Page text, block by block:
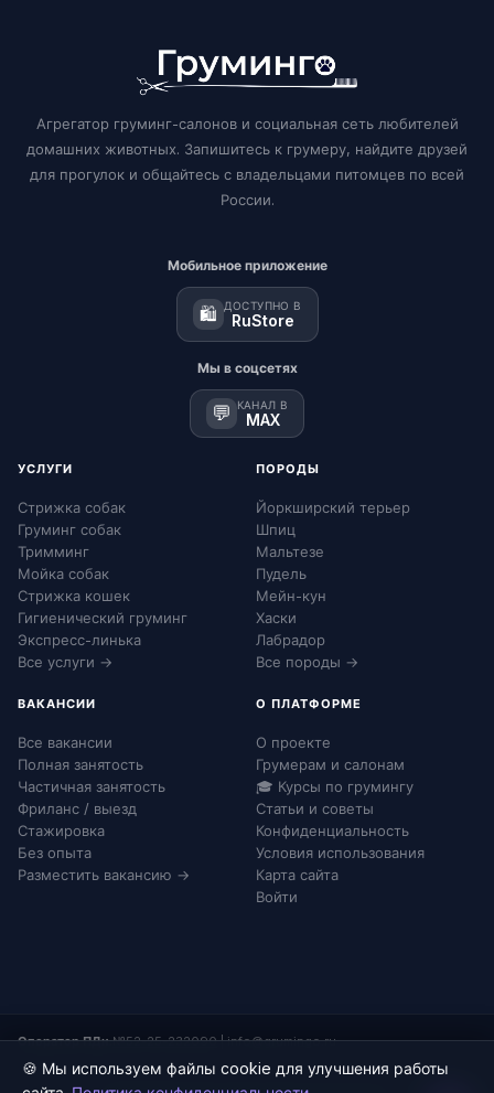
🍪 Мы используем файлы cookie для улучшения работы
Агрегатор груминг-салонов и социальная сеть любителей
домашних животных. Запишитесь к грумеру, найдите друзей
для прогулок и общайтесь с владельцами питомцев по всей
России.
Мобильное приложение
🛍️ ДОСТУПНО В
RuStore
Мы в соцсетях
💬 КАНАЛ В
MAX
УСЛУГИ
Стрижка собак
Груминг собак
Тримминг
Мойка собак
Стрижка кошек
Гигиенический груминг
Экспресс-линька
Все услуги →
ПОРОДЫ
Йоркширский терьер
Шпиц
Мальтезе
Пудель
Мейн-кун
Хаски
Лабрадор
Все породы →
ВАКАНСИИ
Все вакансии
Полная занятость
Частичная занятость
Фриланс / выезд
Стажировка
Без опыта
Разместить вакансию →
О ПЛАТФОРМЕ
О проекте
Грумерам и салонам
🎓 Курсы по грумингу
Статьи и советы
Конфиденциальность
Условия использования
Карта сайта
Войти
Оператор ПДн:№52-25-232090|info@grumingo.ru